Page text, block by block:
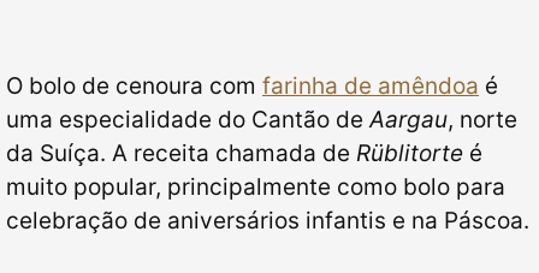
O bolo de cenoura com farinha de amêndoa é
uma especialidade do Cantão deAargau, norte
da Suíça. A receita chamada de Rüblitorte é
muito popular, principalmente como bolo para
celebração de aniversários infantis e na Páscoa.